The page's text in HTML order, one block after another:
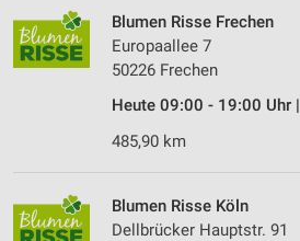
Blumen Risse Frechen
Europaallee 7
50226 Frechen
Heute 09:00 - 19:00 Uhr |
485,90 km
Blumen Risse Köln
Dellbrücker Hauptstr. 91